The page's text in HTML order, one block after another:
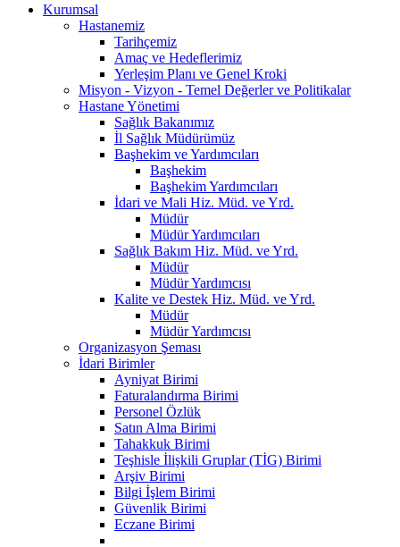
Kurumsal
Hastanemiz
Tarihçemiz
Amaç ve Hedeflerimiz
Yerleşim Planı ve Genel Kroki
Misyon - Vizyon - Temel Değerler ve Politikalar
Hastane Yönetimi
Sağlık Bakanımız
İl Sağlık Müdürümüz
Başhekim ve Yardımcıları
Başhekim
Başhekim Yardımcıları
İdari ve Mali Hiz. Müd. ve Yrd.
Müdür
Müdür Yardımcıları
Sağlık Bakım Hiz. Müd. ve Yrd.
Müdür
Müdür Yardımcısı
Kalite ve Destek Hiz. Müd. ve Yrd.
Müdür
Müdür Yardımcısı
Organizasyon Şeması
İdari Birimler
Ayniyat Birimi
Faturalandırma Birimi
Personel Özlük
Satın Alma Birimi
Tahakkuk Birimi
Teşhisle İlişkili Gruplar (TİG) Birimi
Arşiv Birimi
Bilgi İşlem Birimi
Güvenlik Birimi
Eczane Birimi